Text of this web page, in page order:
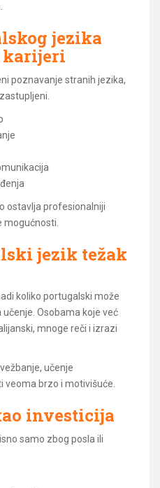
jezika
karijeri
poznavanje stranih jezika,
ostavlja profesionalniji
mogućnosti.
jezik težak
koliko portugalski može
Osobama koje već
mnoge reči i izrazi
učenje
brzo i motivišuće.
investicija
samo zbog posla ili